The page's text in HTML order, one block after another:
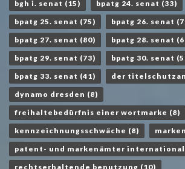
bgh i. senat (15) bpatg 24. senat (33)
bpatg 25. senat (75) bpatg 26. senat
bpatg 27. senat (80) bpatg 28. senat
bpatg 29. senat (73) bpatg 30. senat
bpatg 33. senat (41) der
dynamo dresden (8)
freihaltebedürfnis einer wortmarke (8)
kennzeichnungsschwäche (8)
patent- und markenämter international
rechtserhaltende benutzung (10)